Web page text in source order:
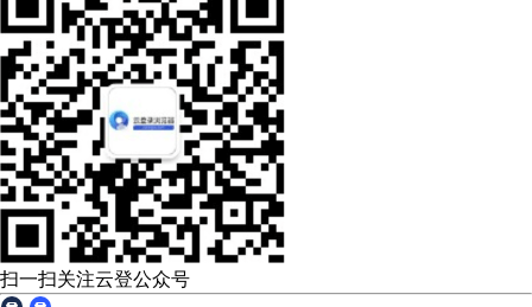
扫一扫关注云登公众号